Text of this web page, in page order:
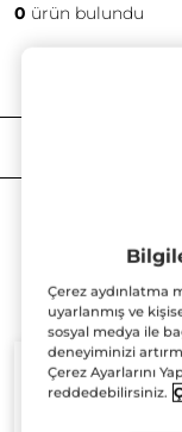
0 ürün bulundu
Çerez aydınlatma
uyarlanmış ve
sosyal medya ile
deneyiminizi
Çerez Ayarlarını
reddedebilirsiniz.